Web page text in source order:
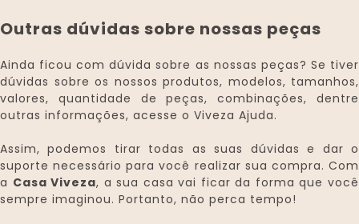
Outras dúvidas sobre nossas peças
Ainda ficou com dúvida sobre as nossas peças? Se tiver
dúvidas sobre os nossos produtos, modelos, tamanhos,
valores, quantidade de peças, combinações, dentre
outras informações, acesse o Viveza Ajuda.
Assim, podemos tirar todas as suas dúvidas e dar o
suporte necessário para você realizar sua compra. Com
a Casa Viveza, a sua casa vai ficar da forma que você
sempre imaginou. Portanto, não perca tempo!